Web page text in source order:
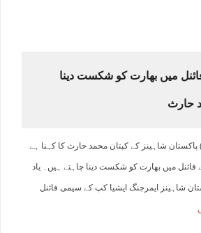
میں بھارت کو شکست دینا
حارث
شاہینز کے کپتان محمد حارث کا کہنا ہے
فائنل میں بھارت کو شکست دینا چاہتے ہیں۔ یاد
شاہینز ایمرجنگ ایشیا کپ کے سیمی فائنل